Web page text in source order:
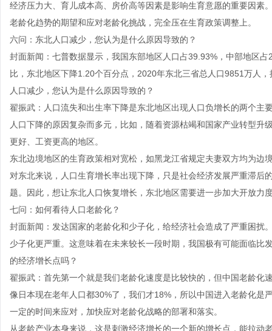
经济压力大、育儿成本高、房价高等因素是影响生育意愿的重要因素
老龄化趋势的期望和应对老龄化挑战，完全压在生育政策调整上。
六问：东北人口减少，您认为是什么原因导致的？
封面新闻：七普数据显示，我国东部地区人口占39.93%，中部地区
比，东北地区下降1.20个百分点，2020年东北三省总人口9851万人
人口减少，您认为是什么原因导致的？
翟振武：人口流失和出生率下降是东北地区出现人口负增长的两个主
人口下降的原因复杂而多元，比如，随着资源枯竭和国家产业转型
更好、工资更高的地区。
东北边境地区的生育政策相对宽松，如黑龙江省规定夫妻双方均为边
对东北来说，人口生育增长率出现下降，只是社会经济发展严重滞
题。因此，想让东北人口恢复增长，东北地区需要进一步加大开放力
七问：如何看待人口老龄化？
封面新闻：发达国家的老龄化和少子化，给经济社会造成了严重困扰
少子化更严重。这意味着在未来较长一段时期，我国极有可能面临
的经济增长点吗？
翟振武：首先第一个就是我们老龄化速度是比较快的，但中国老龄化
像日本现在老年人口都30%了，我们才18%，所以中国进入老龄化
一定的时间来应对，加快应对老龄化战略的部署和落实。
从老龄产业本身来说，这是刺激经济增长的一个新的增长点，能拉